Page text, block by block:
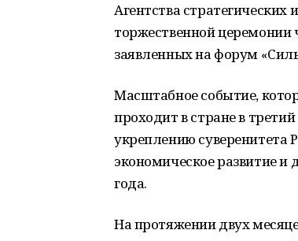
Агентства
торжественной церемонии
заявленных на форум
Масштабное событие,
проходит в стране в
укреплению суверенитета
экономическое развитие
года.
На протяжении двух